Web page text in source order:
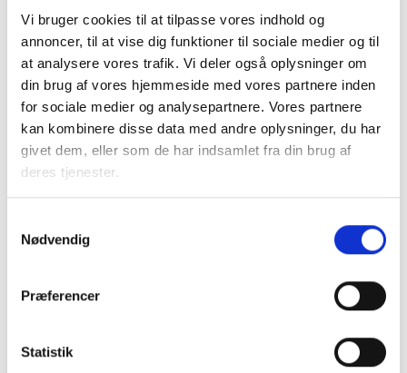
Vi bruger cookies til at tilpasse vores indhold og
annoncer, til at vise dig funktioner til sociale medier og til
at analysere vores trafik. Vi deler også oplysninger om
din brug af vores hjemmeside med vores partnere inden
for sociale medier og analysepartnere. Vores partnere
kan kombinere disse data med andre oplysninger, du har
givet dem, eller som de har indsamlet fra din brug af
deres tjenester.
Nødvendig
Præferencer
Statistik
BL INFORMERER
Nye krav om fjernaflæste målere – alle
ejendomme skal være klar senest 1. januar
2027
08. juni 2026
BL INFORMERER
Ansvar for nødforsyning i plejeboliger ved
08. juni 2026
kommunale lejemål i almene ældre- og
plejeboliger